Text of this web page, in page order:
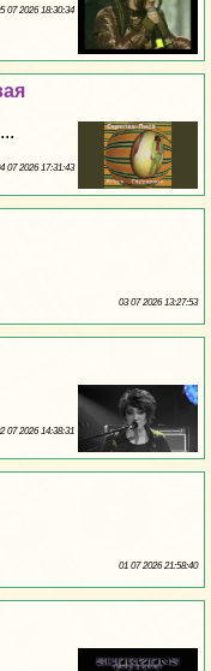
07 2026 18:30:34
07 2026 17:31:43
03 07 2026 13:27:53
07 2026 14:38:31
01 07 2026 21:58:40